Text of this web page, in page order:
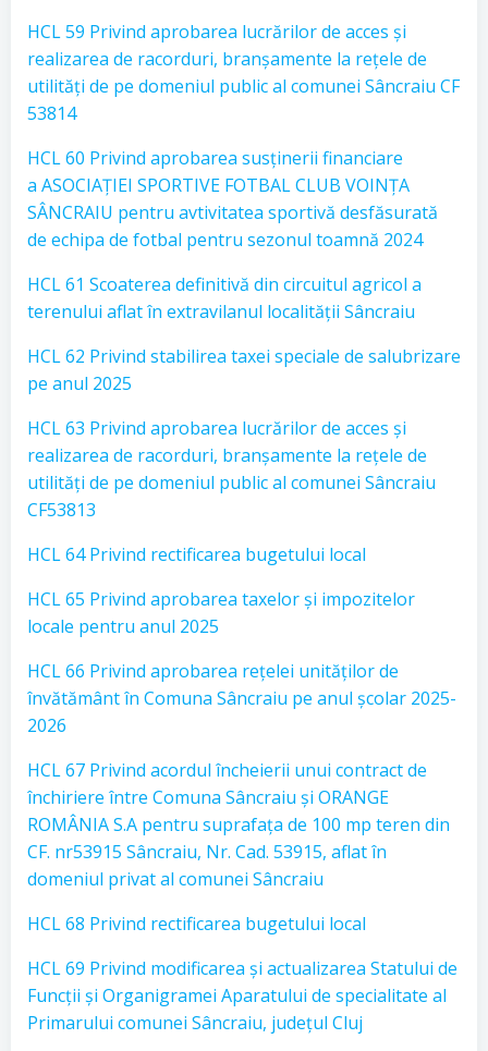
HCL 59 Privind aprobarea lucrărilor de acces și
realizarea de racorduri, branșamente la rețele de
utilități de pe domeniul public al comunei Sâncraiu CF
53814
HCL 60 Privind aprobarea susținerii financiare
a ASOCIAȚIEI SPORTIVE FOTBAL CLUB VOINȚA
SÂNCRAIU pentru avtivitatea sportivă desfăsurată
de echipa de fotbal pentru sezonul toamnă 2024
HCL 61 Scoaterea definitivă din circuitul agricol a
terenului aflat în extravilanul localității Sâncraiu
HCL 62 Privind stabilirea taxei speciale de salubrizare
pe anul 2025
HCL 63 Privind aprobarea lucrărilor de acces și
realizarea de racorduri, branșamente la rețele de
utilități de pe domeniul public al comunei Sâncraiu
CF53813
HCL 64 Privind rectificarea bugetului local
HCL 65 Privind aprobarea taxelor și impozitelor
locale pentru anul 2025
HCL 66 Privind aprobarea rețelei unităților de
învătământ în Comuna Sâncraiu pe anul școlar 2025-
2026
HCL 67 Privind acordul încheierii unui contract de
închiriere între Comuna Sâncraiu și ORANGE
ROMÂNIA S.A pentru suprafața de 100 mp teren din
CF. nr53915 Sâncraiu, Nr. Cad. 53915, aflat în
domeniul privat al comunei Sâncraiu
HCL 68 Privind rectificarea bugetului local
HCL 69 Privind modificarea și actualizarea Statului de
Funcții și Organigramei Aparatului de specialitate al
Primarului comunei Sâncraiu, județul Cluj